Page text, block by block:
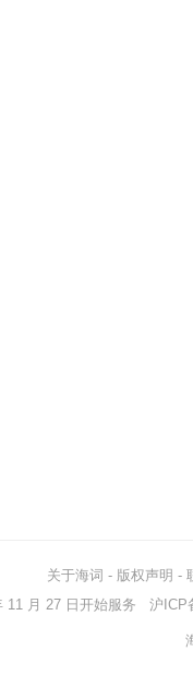
关于海词 - 版权声明 -
11 月 27 日开始服务 沪ICP